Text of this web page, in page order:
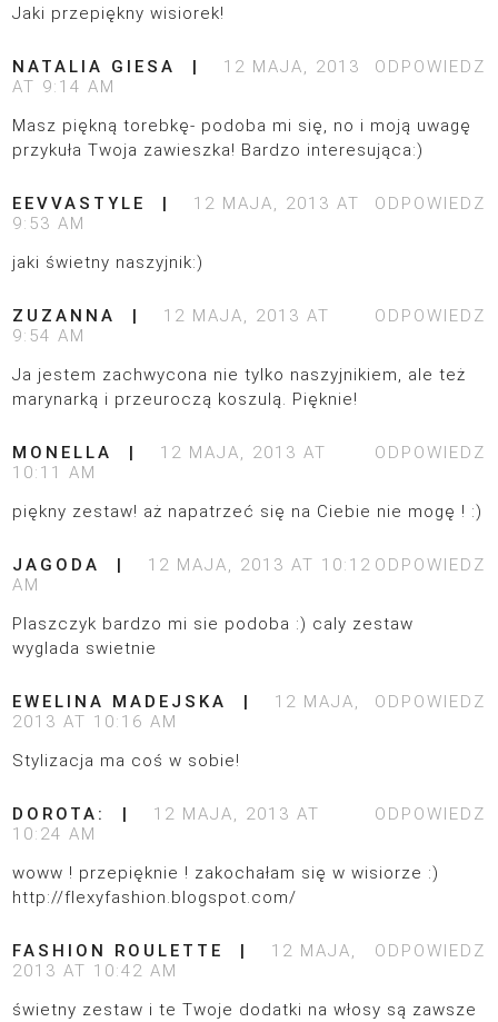
Jaki przepiękny wisiorek!
ODPOWIEDZ
NATALIA GIESA
12 MAJA, 2013
AT 9:14 AM
Masz piękną torebkę- podoba mi się, no i moją uwagę
przykuła Twoja zawieszka! Bardzo interesująca:)
ODPOWIEDZ
EEVVASTYLE
12 MAJA, 2013 AT
9:53 AM
jaki świetny naszyjnik:)
ODPOWIEDZ
ZUZANNA
12 MAJA, 2013 AT
9:54 AM
Ja jestem zachwycona nie tylko naszyjnikiem, ale też
marynarką i przeuroczą koszulą. Pięknie!
ODPOWIEDZ
MONELLA
12 MAJA, 2013 AT
10:11 AM
piękny zestaw! aż napatrzeć się na Ciebie nie mogę ! :)
ODPOWIEDZ
JAGODA
12 MAJA, 2013 AT 10:12
AM
Plaszczyk bardzo mi sie podoba :) caly zestaw
wyglada swietnie
ODPOWIEDZ
EWELINA MADEJSKA
12 MAJA,
2013 AT 10:16 AM
Stylizacja ma coś w sobie!
ODPOWIEDZ
DOROTA:
12 MAJA, 2013 AT
10:24 AM
woww ! przepięknie ! zakochałam się w wisiorze :)
http://flexyfashion.blogspot.com/
ODPOWIEDZ
FASHION ROULETTE
12 MAJA,
2013 AT 10:42 AM
świetny zestaw i te Twoje dodatki na włosy są zawsze